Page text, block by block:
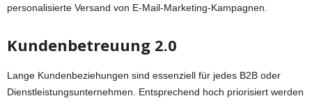
personalisierte Versand von E-Mail-Marketing-Kampagnen.
Kundenbetreuung 2.0
Lange Kundenbeziehungen sind essenziell für jedes B2B oder
Dienstleistungsunternehmen. Entsprechend hoch priorisiert werden